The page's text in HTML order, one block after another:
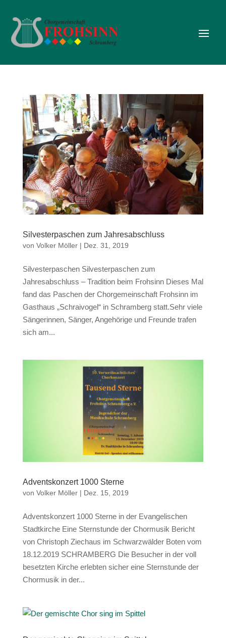
Silvesterpaschen zum Jahresabschluss
von Volker Möller| Dez. 31, 2019
Silvesterpaschen Silvesterpaschen zum
Jahresabschluss – Tradition beim Frohsinn Dieses Mal
fand das Paschen der Chorgemeinschaft Frohsinn im
Gasthaus „Schraivogel“ in Schramberg statt.Sehr viele
Sängerinnen, Sänger, Angehörige und Freunde trafen
sich am...
Adventskonzert 1000 Sterne
von Volker Möller| Dez. 15, 2019
Adventskonzert 1000 Sterne in der Evangelischen
Stadtkirche Eine Sternstunde der Chormusik Bericht
von Christoph Ziechaus im Schwarzwälder Boten vom
18.12.2019 SCHRAMBERG Die Besucher in der voll
besetzten Kirche erlebten sicher eine Sternstunde der
Chormusik in der...